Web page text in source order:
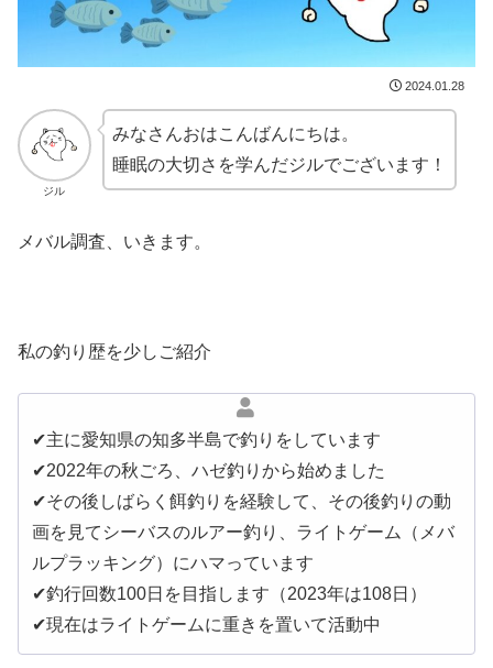
2024.01.28
ジル
みなさんおはこんばんにちは。
睡眠の大切さを学んだジルでございます！
メバル調査、いきます。
私の釣り歴を少しご紹介
✔︎主に愛知県の知多半島で釣りをしています
✔︎2022年の秋ごろ、ハゼ釣りから始めました
✔︎その後しばらく餌釣りを経験して、その後釣りの動
画を見てシーバスのルアー釣り、ライトゲーム（メバ
ルプラッキング）にハマっています
✔︎釣行回数100日を目指します（2023年は108日）
✔︎現在はライトゲームに重きを置いて活動中